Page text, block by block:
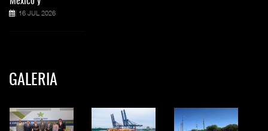
16 JUL 2026
GALERIA